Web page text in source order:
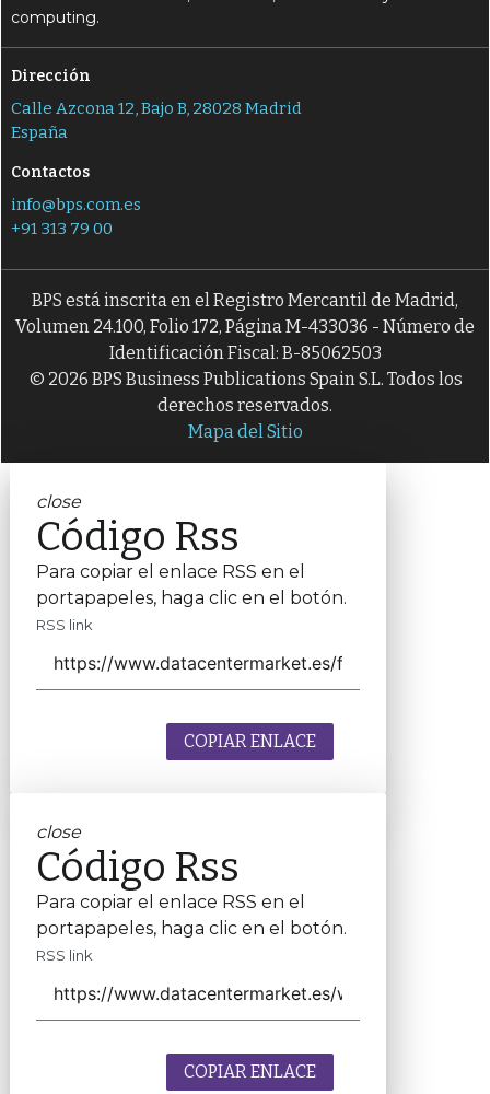
computing.
Dirección
Calle Azcona 12, Bajo B, 28028 Madrid
España
Contactos
info@bps.com.es
+91 313 79 00
BPS está inscrita en el Registro Mercantil de Madrid,
Volumen 24.100, Folio 172, Página M-433036 - Número de
Identificación Fiscal: B-85062503
© 2026 BPS Business Publications Spain S.L. Todos los
derechos reservados.
Mapa del Sitio
close
Código Rss
Para copiar el enlace RSS en el
portapapeles, haga clic en el botón.
RSS link
COPIAR ENLACE
close
Código Rss
Para copiar el enlace RSS en el
portapapeles, haga clic en el botón.
RSS link
COPIAR ENLACE